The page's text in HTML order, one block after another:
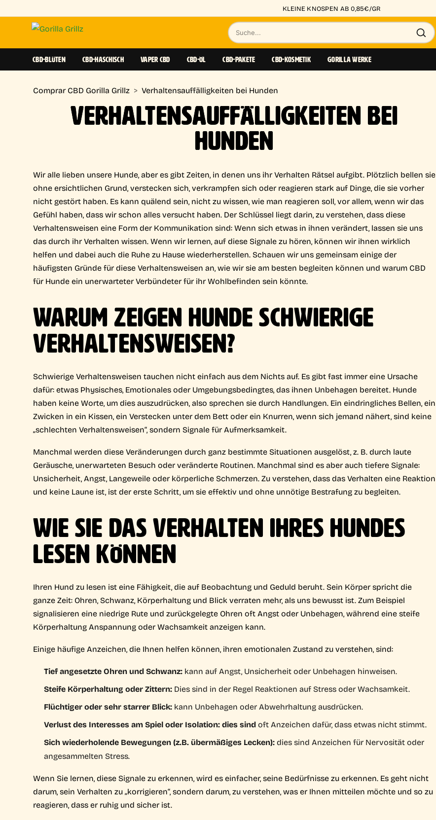
KLEINE KNOSPEN AB 0,85€/GR
Suche
nach
Produkten
CBD-BLÜTEN CBD-HASCHISCH VAPER CBD CBD-ÖL CBD-PAKETE CBD-KOSMETIK GORILLA WERKE
Comprar CBD Gorilla Grillz > Verhaltensauffälligkeiten bei Hunden
VERHALTENSAUFFÄLLIGKEITEN BEI
HUNDEN
Wir alle lieben unsere Hunde, aber es gibt Zeiten, in denen uns ihr Verhalten Rätsel aufgibt. Plötzlich bellen sie
ohne ersichtlichen Grund, verstecken sich, verkrampfen sich oder reagieren stark auf Dinge, die sie vorher
nicht gestört haben. Es kann quälend sein, nicht zu wissen, wie man reagieren soll, vor allem, wenn wir das
Gefühl haben, dass wir schon alles versucht haben. Der Schlüssel liegt darin, zu verstehen, dass diese
Verhaltensweisen eine Form der Kommunikation sind: Wenn sich etwas in ihnen verändert, lassen sie uns
das durch ihr Verhalten wissen. Wenn wir lernen, auf diese Signale zu hören, können wir ihnen wirklich
helfen und dabei auch die Ruhe zu Hause wiederherstellen. Schauen wir uns gemeinsam einige der
häufigsten Gründe für diese Verhaltensweisen an, wie wir sie am besten begleiten können und warum CBD
für Hunde ein unerwarteter Verbündeter für ihr Wohlbefinden sein könnte.
WARUM ZEIGEN HUNDE SCHWIERIGE
VERHALTENSWEISEN?
Schwierige Verhaltensweisen tauchen nicht einfach aus dem Nichts auf. Es gibt fast immer eine Ursache
dafür: etwas Physisches, Emotionales oder Umgebungsbedingtes, das ihnen Unbehagen bereitet. Hunde
haben keine Worte, um dies auszudrücken, also sprechen sie durch Handlungen. Ein eindringliches Bellen, ein
Zwicken in ein Kissen, ein Verstecken unter dem Bett oder ein Knurren, wenn sich jemand nähert, sind keine
„schlechten Verhaltensweisen“, sondern Signale für Aufmerksamkeit.
Manchmal werden diese Veränderungen durch ganz bestimmte Situationen ausgelöst, z. B. durch laute
Geräusche, unerwarteten Besuch oder veränderte Routinen. Manchmal sind es aber auch tiefere Signale:
Unsicherheit, Angst, Langeweile oder körperliche Schmerzen. Zu verstehen, dass das Verhalten eine Reaktion
und keine Laune ist, ist der erste Schritt, um sie effektiv und ohne unnötige Bestrafung zu begleiten.
WIE SIE DAS VERHALTEN IHRES HUNDES
LESEN KÖNNEN
Ihren Hund zu lesen ist eine Fähigkeit, die auf Beobachtung und Geduld beruht. Sein Körper spricht die
ganze Zeit: Ohren, Schwanz, Körperhaltung und Blick verraten mehr, als uns bewusst ist. Zum Beispiel
signalisieren eine niedrige Rute und zurückgelegte Ohren oft Angst oder Unbehagen, während eine steife
Körperhaltung Anspannung oder Wachsamkeit anzeigen kann.
Einige häufige Anzeichen, die Ihnen helfen können, ihren emotionalen Zustand zu verstehen, sind:
Tief angesetzte Ohren und Schwanz: kann auf Angst, Unsicherheit oder Unbehagen hinweisen.
Steife Körperhaltung oder Zittern: Dies sind in der Regel Reaktionen auf Stress oder Wachsamkeit.
Flüchtiger oder sehr starrer Blick: kann Unbehagen oder Abwehrhaltung ausdrücken.
Verlust des Interesses am Spiel oder Isolation: dies sindoft Anzeichen dafür, dass etwas nicht stimmt.
Sich wiederholende Bewegungen (z.B. übermäßiges Lecken):dies sind Anzeichen für Nervosität oder
angesammelten Stress.
Wenn Sie lernen, diese Signale zu erkennen, wird es einfacher, seine Bedürfnisse zu erkennen. Es geht nicht
darum, sein Verhalten zu „korrigieren“, sondern darum, zu verstehen, was er Ihnen mitteilen möchte und so zu
reagieren, dass er ruhig und sicher ist.